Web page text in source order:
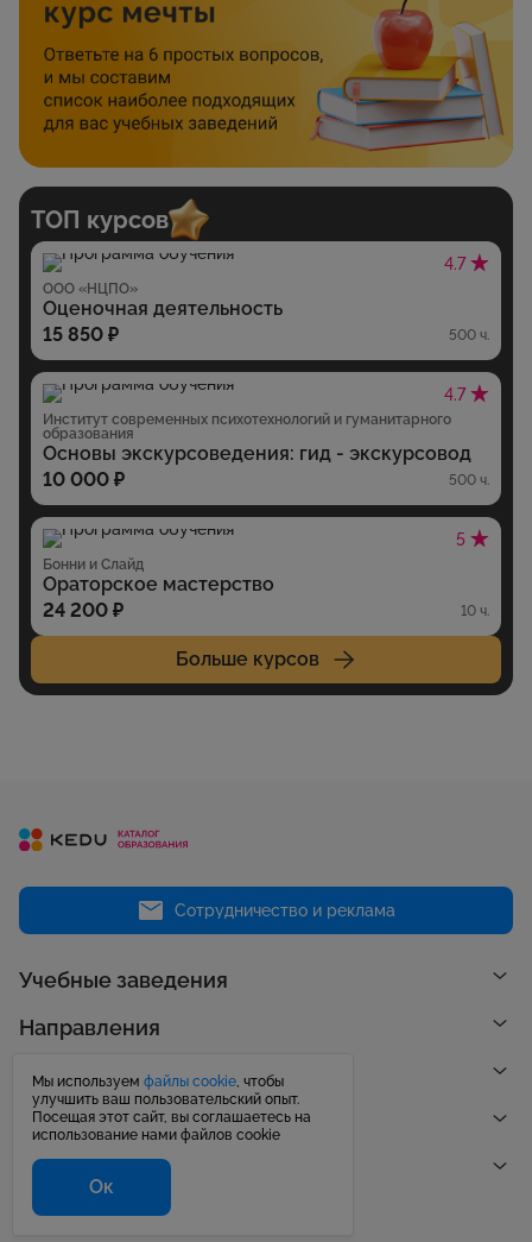
ТОП курсов
4.7
ООО «НЦПО»
Оценочная деятельность
15 850 ₽
500 ч.
4.7
Институт современных психотехнологий и гуманитарного
образования
Основы экскурсоведения: гид - экскурсовод
10 000 ₽
500 ч.
5
Бонни и Слайд
Ораторское мастерство
24 200 ₽
10 ч.
Больше курсов
Сотрудничество и реклама
Учебные заведения
Направления
Рейтинги
Публикации
Центр поддержки
Мы используем файлы cookie, чтобы
улучшить ваш пользовательский опыт.
Посещая этот сайт, вы соглашаетесь на
использование нами файлов cookie
Ок